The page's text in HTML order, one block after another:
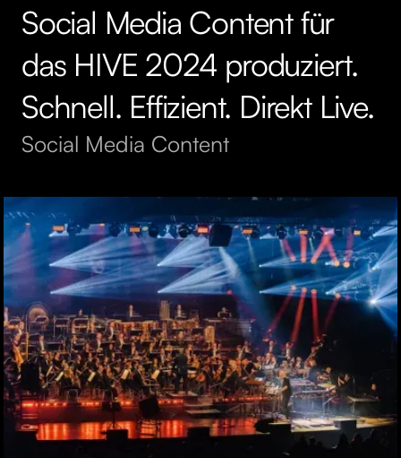
Social Media Content für
das HIVE 2024 produziert.
Schnell. Effizient. Direkt Live.
Social Media Content